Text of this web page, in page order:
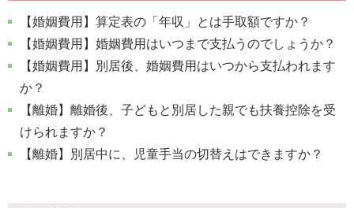
【婚姻費用】算定表の「年収」とは手取額ですか？
【婚姻費用】婚姻費用はいつまで支払うのでしょうか？
【婚姻費用】別居後、婚姻費用はいつから支払われます
か？
【離婚】離婚後、子どもと別居した親でも扶養控除を受
けられますか？
【離婚】別居中に、児童手当の切替えはできますか？